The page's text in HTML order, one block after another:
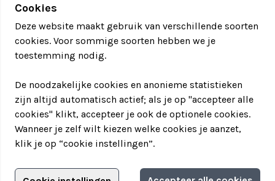
Adverteren?
Cookies
Deze website maakt gebruik van verschillende soorten
cookies. Voor sommige soorten hebben we je
toestemming nodig.
De noodzakelijke cookies en anonieme statistieken
zijn altijd automatisch actief; als je op "accepteer alle
cookies" klikt, accepteer je ook de optionele cookies.
Wanneer je zelf wilt kiezen welke cookies je aanzet,
klik je op “cookie instellingen”.